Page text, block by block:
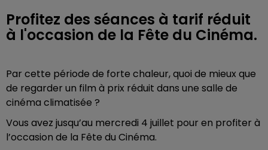
Profitez des séances à tarif réduit
à l'occasion de la Fête du Cinéma.
Par cette période de forte chaleur, quoi de mieux que
de regarder un film à prix réduit dans une salle de
cinéma climatisée ?
Vous avez jusqu’au mercredi 4 juillet pour en profiter à
l’occasion de la Fête du Cinéma.